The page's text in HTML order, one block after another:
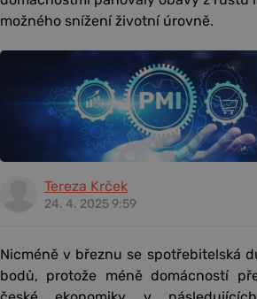
možného snížení životní úrovně.
Tereza Krček
24. 4. 2025 9:59
Nicméně v březnu se spotřebitelská
bodů, protože méně domácností